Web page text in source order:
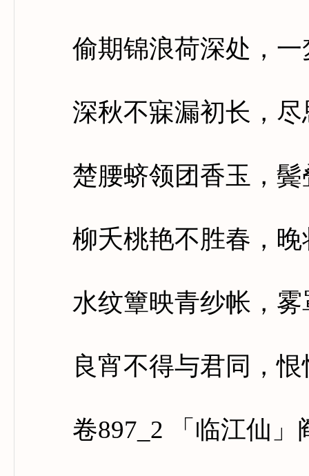
偷期锦浪荷深处，一
深秋不寐漏初长，尽
楚腰蛴领团香玉，鬓
柳夭桃艳不胜春，晚
水纹簟映青纱帐，雾
良宵不得与君同，恨
卷897_2 「临江仙」